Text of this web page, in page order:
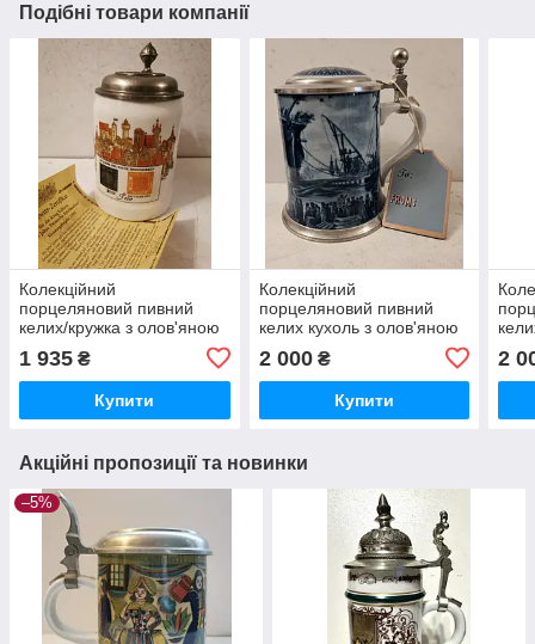
Подібні товари компанії
Колекційний
порцеляновий пивний
келих/кружка з олов'яною
1 935 ₴
Купити
Колекційний
порцеляновий пивний
келих кухоль з олов'яною
2 000₴
Купити
2
Акційні пропозиції та новинки
–5%